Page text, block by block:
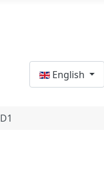
English